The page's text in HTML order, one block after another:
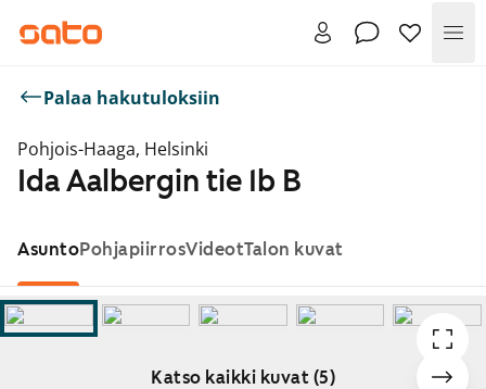
Palaa hakutuloksiin
Pohjois-Haaga, Helsinki
Ida Aalbergin tie 1b B
AsuntoPohjapiirrosVideotTalon kuvat
Katso kaikki kuvat (5)